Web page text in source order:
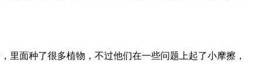
面种了很多植物，不过他们在一些问题上起了小摩擦，